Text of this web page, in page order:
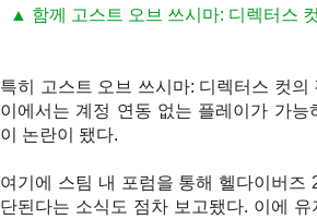
▲ 함께 고스트 오브 쓰시마: 디렉터스
특히 고스트 오브 쓰시마: 디렉터스 컷
이에서는 계정 연동 없는 플레이가 가
이 논란이 됐다.
여기에 스팀 내 포럼을 통해 헬다이버
단된다는 소식도 점차 보고됐다. 이에